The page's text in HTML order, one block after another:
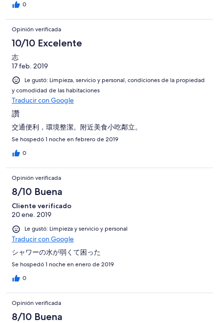
0
Opinión verificada
10/10 Excelente
志
17 feb. 2019
Le gustó: Limpieza, servicio y personal, condiciones de la propiedad
y comodidad de las habitaciones
Traducir con Google
讚
交通便利，環境整潔。附近美食小吃鄰立。
Se hospedó 1 noche en febrero de 2019
0
Opinión verificada
8/10 Buena
Cliente verificado
20 ene. 2019
Le gustó: Limpieza y servicio y personal
Traducir con Google
シャワーの水が弱くて困った
Se hospedó 1 noche en enero de 2019
0
Opinión verificada
8/10 Buena